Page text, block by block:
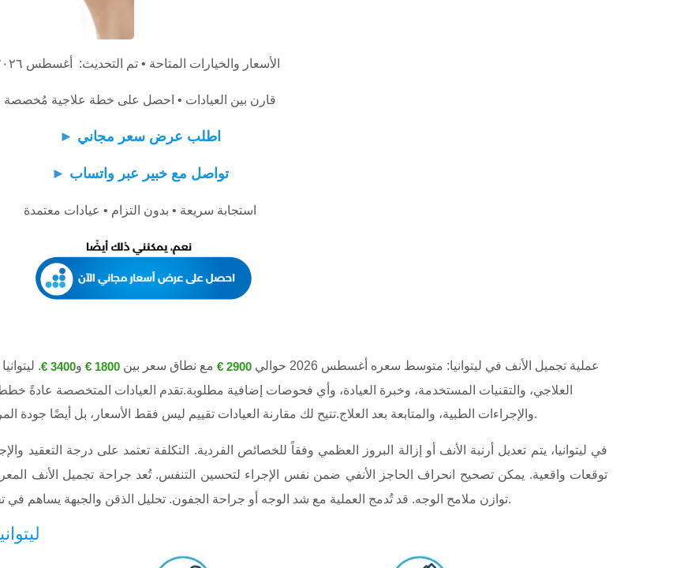
قارن بين العيادات • احصل على خطة علاجية مُخصصة
► اطلب عرض سعر مجاني
► تواصل مع خبير عبر واتساب
استجابة سريعة • بدون التزام • عيادات معتمدة
عملية تجميل الأنف في ليتوانيا: متوسط ​​سعره أغسطس 2026 حوالي 2900 € مع نطاق سعر بين 1800 € و3400 €
.
العلاجي، والتقنيات المستخدمة، وخبرة العيادة، وأي فحوصات إضافية مطلوبة.تقدم العيادات المتخصصة عادةً
والإجراءات الطبية، والمتابعة بعد العلاج.تتيح لك مقارنة العيادات تقييم ليس فقط الأسعار، بل أيضًا جودة المرافق، والبروتوكولات الطبية المُقدمة، والدعم المُخصص المُقدم.
في ليتوانيا، يتم تعديل أرنبة الأنف أو إزالة البروز العظمي وفقاً للخصائص الفردية. التكلفة تعتمد على درجة
توقعات واقعية. يمكن تصحيح انحراف الحاجز الأنفي ضمن نفس الإجراء لتحسين التنفس. تُعد جراحة تجميل الأنف
توازن ملامح الوجه. قد تُدمج العملية مع شد الوجه أو جراحة الجفون. تحليل الذقن والجبهة يساهم في تحقيق انسجام شامل. التورم يتراجع تدريجياً خلال الأسابيع التالية.